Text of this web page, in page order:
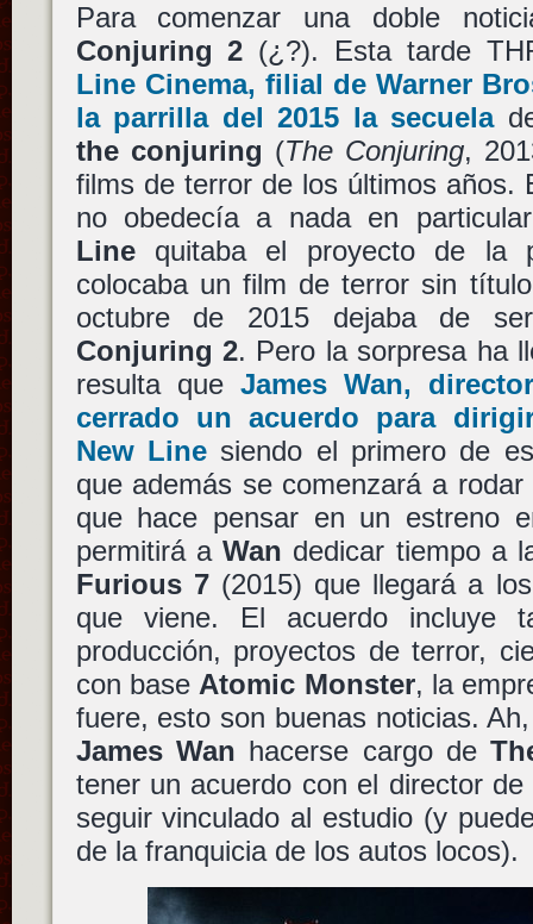
Para comenzar una doble
Conjuring 2 (¿?). Esta tarde
Line Cinema, filial de Warner
la parrilla del 2015 la secuela
the conjuring (The Conjuring,
films de terror de los últimos años.
no obedecía a nada en
Linequitaba el proyecto de la
colocaba un film de terror sin
octubre de 2015 dejaba de
Conjuring 2. Pero la sorpresa ha
resulta que James Wan,
cerrado un acuerdo para
New Linesiendo el primero de
que además se comenzará a
que hace pensar en un estreno
permitirá aWan dedicar tiempo a
Furious 7(2015) que llegará a
que viene. El acuerdo incluye
producción, proyectos de terror,
con base Atomic Monster, la
fuere, esto son buenas noticias.
James Wan hacerse cargo de
tener un acuerdo con el director
seguir vinculado al estudio (y
de la franquicia de los autos locos).